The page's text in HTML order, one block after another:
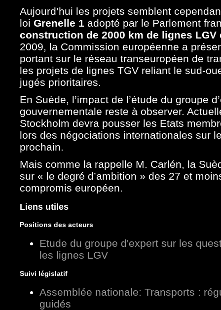
Aujourd’hui les projets semblent
loi Grenelle 1 adopté par le Parlement
construction de 2000 km de lignes LGV
2009, la Commission européenne a
portant sur le réseau transeuropéen de
les projets de lignes TGV reliant le sud-
jugés prioritaires.
En Suède, l’impact de l’étude du groupe
gouvernementale reste à observer.
Stockholm devra pousser les Etats
lors des négociations internationales sur
prochain.
Mais comme la rappelle M. Carlén, la
sur « le degré d’ambition » des 27 et
compromis européen.
Liens utiles
Positions des acteurs
Etude du groupe d'expert sur les
les lignes LGV
Suivi législatif
Assemblée nationale: Transports :
guidés